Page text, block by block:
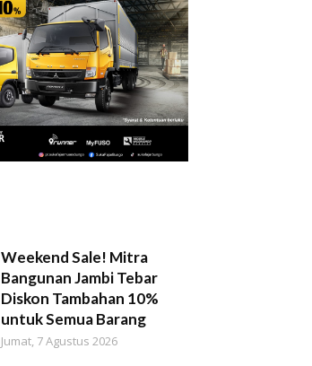
Weekend Sale! Mitra
Bangunan Jambi Tebar
Diskon Tambahan 10%
untuk Semua Barang
Jumat, 7 Agustus 2026